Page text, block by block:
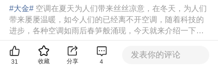
#大金# 空调在夏天为人们带来丝丝凉意，在冬天，为人们
带来屡屡温暖，如今人们的已经离不开空调，随着科技的
进步，各种空调如雨后春笋般涌现，今天就来介绍一下，
大金空调和格力空...
31 收藏 分享 4
发表你的评论